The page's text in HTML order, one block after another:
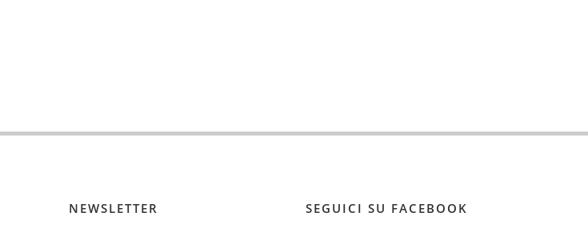
NEWSLETTER SEGUICI SU FACEBOOK